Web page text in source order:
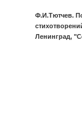
Ф.И.Тютчев.
Ленинград,